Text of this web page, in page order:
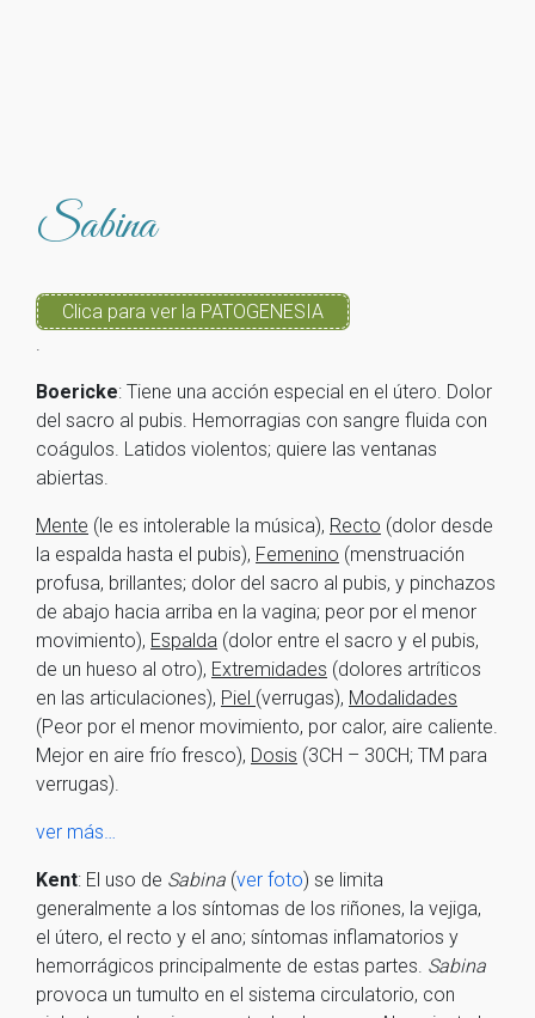
Sabina
Clica para ver la PATOGENESIA
.
Boericke: Tiene una acción especial en el útero. Dolor
del sacro al pubis. Hemorragias con sangre fluida con
coágulos. Latidos violentos; quiere las ventanas
abiertas.
Mente (le es intolerable la música), Recto (dolor desde
la espalda hasta el pubis), Femenino (menstruación
profusa, brillantes; dolor del sacro al pubis, y pinchazos
de abajo hacia arriba en la vagina; peor por el menor
movimiento), Espalda (dolor entre el sacro y el pubis,
de un hueso al otro), Extremidades (dolores artríticos
en las articulaciones), Piel (verrugas), Modalidades
(Peor por el menor movimiento, por calor, aire caliente.
Mejor en aire frío fresco), Dosis (3CH – 30CH; TM para
verrugas).
ver más…
Kent: El uso de Sabina (ver foto) se limita
generalmente a los síntomas de los riñones, la vejiga,
el útero, el recto y el ano; síntomas inflamatorios y
hemorrágicos principalmente de estas partes. Sabina
provoca un tumulto en el sistema circulatorio, con